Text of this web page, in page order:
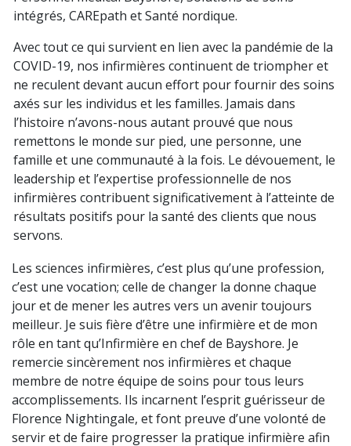
intégrés, CAREpath et Santé nordique.
Avec tout ce qui survient en lien avec la pandémie de la
COVID-19, nos infirmières continuent de triompher et
ne reculent devant aucun effort pour fournir des soins
axés sur les individus et les familles. Jamais dans
l’histoire n’avons-nous autant prouvé que nous
remettons le monde sur pied, une personne, une
famille et une communauté à la fois. Le dévouement, le
leadership et l’expertise professionnelle de nos
infirmières contribuent significativement à l’atteinte de
résultats positifs pour la santé des clients que nous
servons.
Les sciences infirmières, c’est plus qu’une profession,
c’est une vocation; celle de changer la donne chaque
jour et de mener les autres vers un avenir toujours
meilleur. Je suis fière d’être une infirmière et de mon
rôle en tant qu’Infirmière en chef de Bayshore. Je
remercie sincèrement nos infirmières et chaque
membre de notre équipe de soins pour tous leurs
accomplissements. Ils incarnent l’esprit guérisseur de
Florence Nightingale, et font preuve d’une volonté de
servir et de faire progresser la pratique infirmière afin